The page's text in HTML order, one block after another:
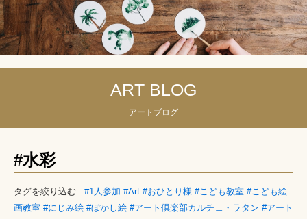
ART BLOG
アートブログ
#水彩
タグを絞り込む : #1人参加 #Art #おひとり様 #こども教室 #こども絵
画教室 #にじみ絵 #ぼかし絵 #アート倶楽部カルチェ・ラタン #アート